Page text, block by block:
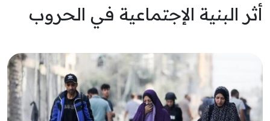
أثر البنية الإجتماعية في الحروب